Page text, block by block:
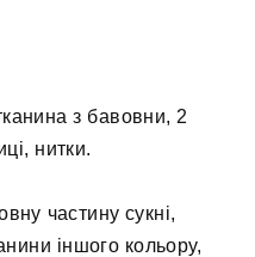
з бавовни, 2
нитки.
частину сукні,
іншого кольору,